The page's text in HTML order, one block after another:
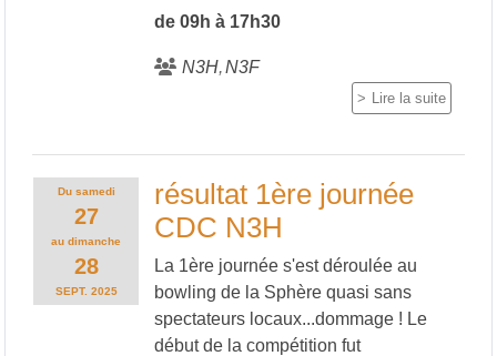
de 09h à 17h30
N3H N3F
Lire la suite
Du samedi
27
audimanche
28
SEPT. 2025
résultat 1ère journée
CDC N3H
La 1ère journée s'est déroulée au
bowling de la Sphère quasi sans
spectateurs locaux...dommage ! Le
début de la compétition fut